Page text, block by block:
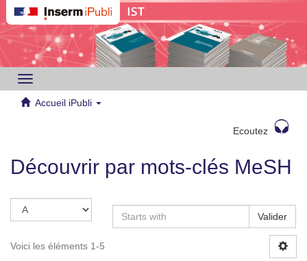
Toggle
navigation
Accueil iPubli
Ecoutez
Découvrir par mots-clés MeSH
Valider
Voici les éléments 1-5